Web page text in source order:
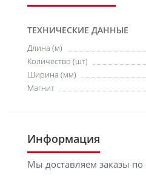
ТЕХНИЧЕСКИЕ ДАННЫЕ
Длина (м)
Количество (шт)
Ширина (мм)
Магнит
Информация
Мы доставляем заказы